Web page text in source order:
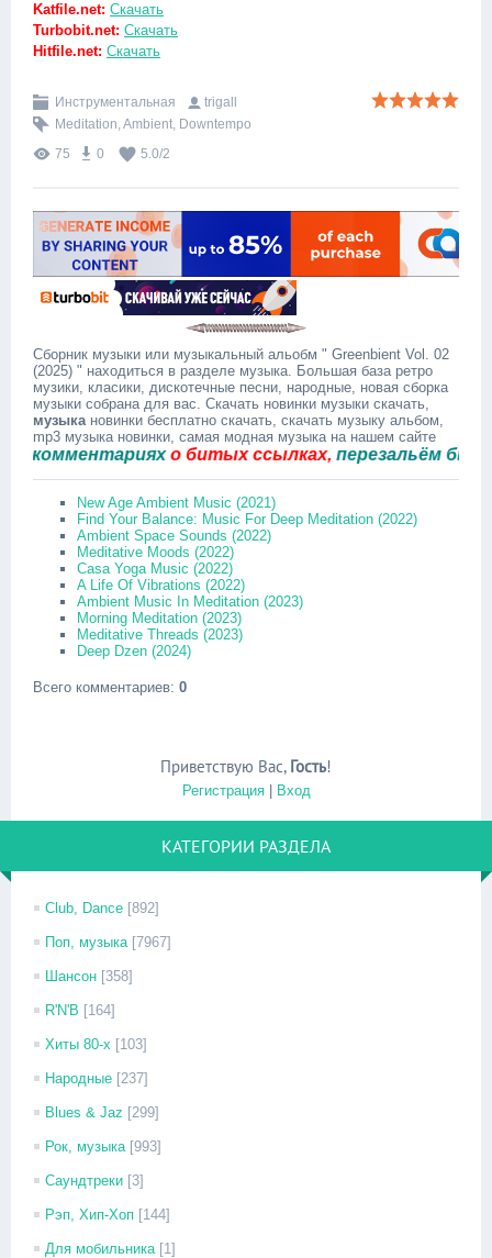
Katfile.net: Скачать
Turbobit.net: Скачать
Hitfile.net: Скачать
Инструментальная
trigall
Meditation,Ambient, Downtempo
75
0 5.0/2
Сборник музыки или музыкальный альобм " Greenbient Vol. 02
(2025) " находиться в разделе музыка. Большая база ретро
музики, класики, дискотечные песни, народные, новая сборка
музыки собрана для вас. Скачать новинки музыки скачать,
музыкановинки бесплатно скачать, скачать музыку альбом,
mp3 музыка новинки, самая модная музыка на нашем сайте
о битых ссылках,перезальём быстро.
New Age Ambient Music (2021)
Find Your Balance: Music For Deep Meditation (2022)
Ambient Space Sounds (2022)
Meditative Moods (2022)
Casa Yoga Music (2022)
A Life Of Vibrations (2022)
Ambient Music In Meditation (2023)
Morning Meditation (2023)
Meditative Threads (2023)
Deep Dzen (2024)
Всего комментариев: 0
Приветствую Вас, Гость!
Регистрация| Вход
КАТЕГОРИИ РАЗДЕЛА
Club, Dance [892]
Поп, музыка [7967]
Шансон [358]
R'N'B [164]
Хиты 80-х [103]
Народные [237]
Blues & Jaz [299]
Рок, музыка [993]
Саундтреки [3]
Рэп, Хип-Хоп [144]
Для мобильника [1]